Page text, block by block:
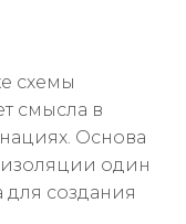
схемы
смысла в
Основа
изоляции один
создания